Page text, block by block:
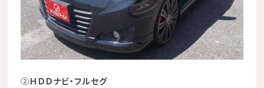
②ＨＤＤナビ・フルセグ